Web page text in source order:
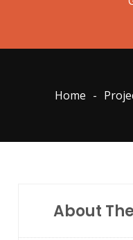
Home -
About